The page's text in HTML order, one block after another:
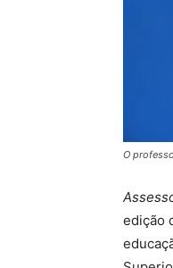
O
edição